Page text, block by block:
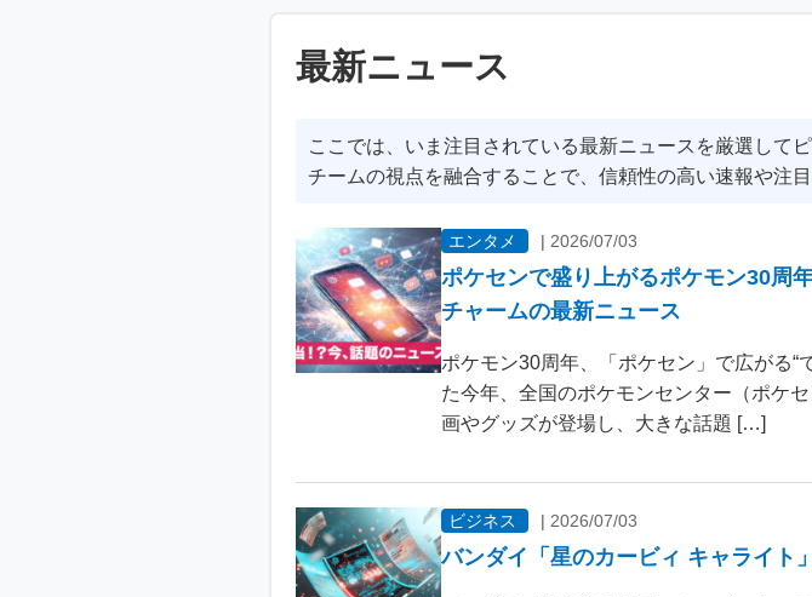
最新ニュース
ここでは、いま注目されている最新ニュースを厳選して
チームの視点を融合することで、信頼性の高い速報や注
エンタメ | 2026/07/03
ポケセンで盛り上がるポケモン30周
チャームの最新ニュース
ポケモン30周年、「ポケセン」で広がる“
た今年、全国のポケモンセンター（ポケ
画やグッズが登場し、大きな話題 […]
ビジネス | 2026/07/03
バンダイ「星のカービィ キャライト